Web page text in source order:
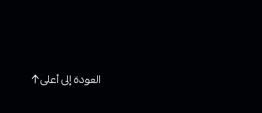
العودة إلى أعلى